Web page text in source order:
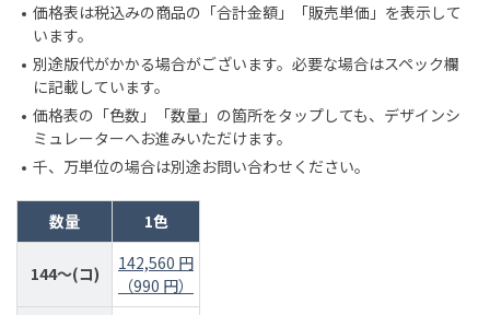
価格表は税込みの商品の「合計金額」「販売単価」を表示して
います。
別途版代がかかる場合がございます。必要な場合はスペック欄
に記載しています。
価格表の「色数」「数量」の箇所をタップしても、デザインシ
ミュレーターへお進みいただけます。
千、万単位の場合は別途お問い合わせください。
数量 1色
144～(コ)
142,560 円
（990 円）